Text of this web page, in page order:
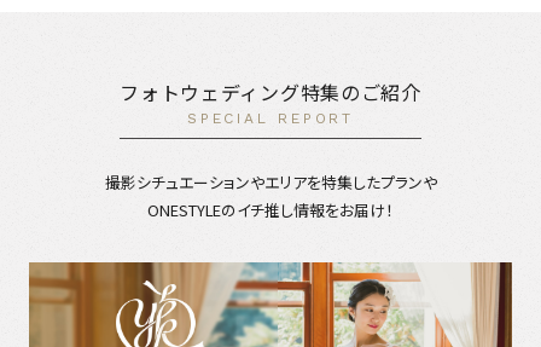
フォトウェディング特集のご紹介
SPECIAL REPORT
撮影シチュエーションやエリアを特集したプランや
ONESTYLEのイチ推し情報をお届け！